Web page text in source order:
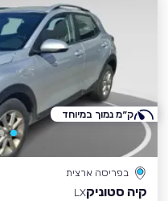
בפריסה ארצית
קיה סטוניקLX
ק״מ נמוך במיוחד